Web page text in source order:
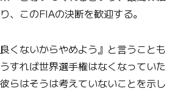
、このFIAの決断を歓迎する。
くないからやめよう』と言うことも
すれば世界選手権はなくなっていた
らはそうは考えていないことを示し